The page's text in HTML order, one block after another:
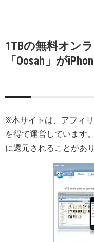
1TBの無料オン
「Oosah」が
※本サイトは、アフィ
を得て運営しています
に還元されることがあり